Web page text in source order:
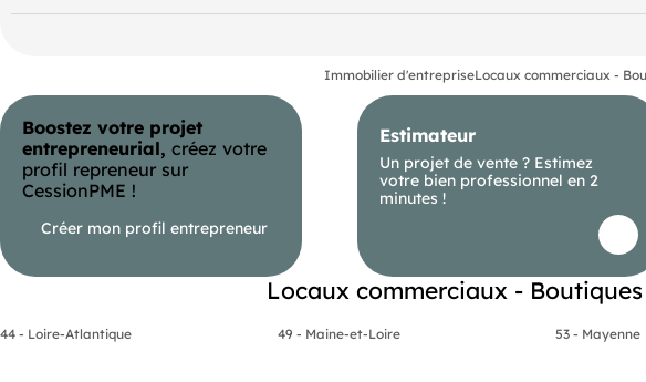
Terrasse et jardin privatif de 130m2
Parking a proximité
Droit d entrée à prévoir
Photos et video sur demande
Immobilier d'entrepriseLocaux commerciaux -
Boostez votre projet
entrepreneurial, créez votre
profil repreneur sur
CessionPME !
Créer mon profil entrepreneur
Estimateur
Un projet de vente ? Estimez
votre bien professionnel en 2
minutes !
Locaux commerciaux -
44 - Loire-Atlantique 49 - Maine-et-Loire 53 - Mayenne